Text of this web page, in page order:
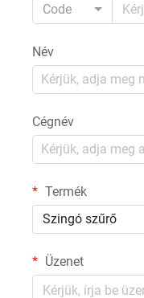
Code
Név
Cégnév
Termék
Szingó szűrő
Üzenet